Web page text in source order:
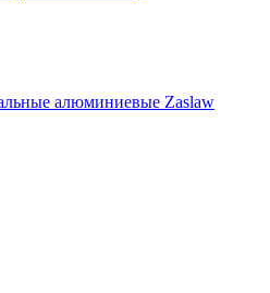
алюминиевые Zaslaw